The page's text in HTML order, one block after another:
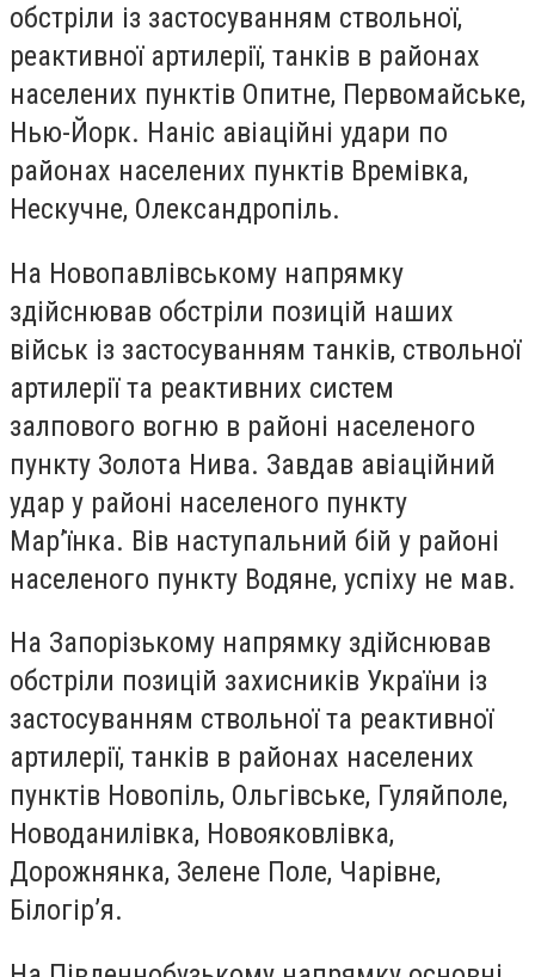
обстріли із застосуванням ствольної,
реактивної артилерії, танків в районах
населених пунктів Опитне, Первомайське,
Нью-Йорк. Наніс авіаційні удари по
районах населених пунктів Времівка,
Нескучне, Олександропіль.
На Новопавлівському напрямку
здійснював обстріли позицій наших
військ із застосуванням танків, ствольної
артилерії та реактивних систем
залпового вогню в районі населеного
пункту Золота Нива. Завдав авіаційний
удар у районі населеного пункту
Мар’їнка. Вів наступальний бій у районі
населеного пункту Водяне, успіху не мав.
На Запорізькому напрямку здійснював
обстріли позицій захисників України із
застосуванням ствольної та реактивної
артилерії, танків в районах населених
пунктів Новопіль, Ольгівське, Гуляйполе,
Новоданилівка, Новояковлівка,
Дорожнянка, Зелене Поле, Чарівне,
Білогір’я.